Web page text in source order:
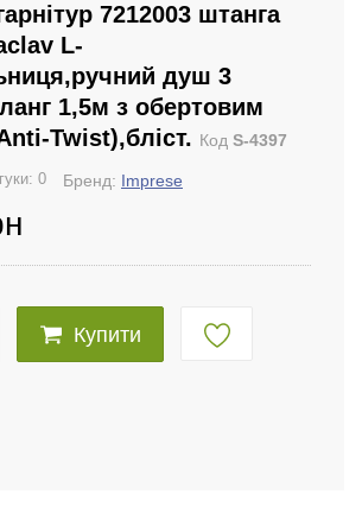
7212003 штанга
L-
душ 3
1,5м з обертовим
Twist),бліст. Код S-4397
0 Бренд: Imprese
Купити